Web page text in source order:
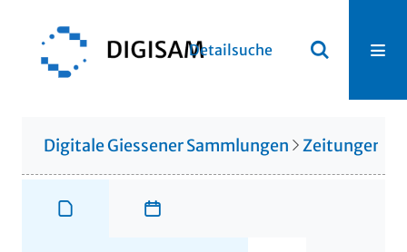
Detailsuche
Digitale Giessener Sammlungen Zeitungen